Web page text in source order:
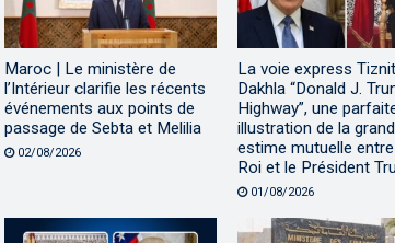
Maroc | Le ministère de
l’Intérieur clarifie les récents
événements aux points de
passage de Sebta et Melilia
02/08/2026
La voie express
Dakhla “Donald J.
Highway”, une
illustration de la
estime mutuelle
Roi et le Président
01/08/2026